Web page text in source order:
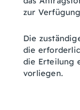
zur
Die
die
die Erteilung
vorliegen.